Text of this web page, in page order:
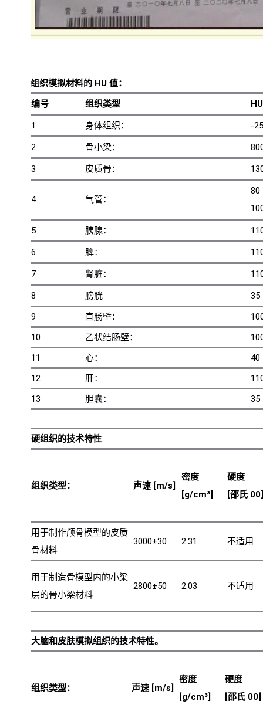
组织模拟材料的 HU 值：
编号
组织类型
1 身体组织： -25
2 骨小梁：
3 皮质骨：
4 气管：
80
5 胰腺：
6 脾：
7 肾脏：
8 膀胱
35
9
直肠壁：
10
乙状结肠壁：
11
心：
40
12
肝：
13
胆囊： 35
硬组织的技术特性
组织类型： 声速 [m/s]
密度
[g/cm³]
硬度
[邵氏 00]
用于制作颅骨模型的皮质
骨材料
3000±30 2.31 不适用
用于制造骨模型内的小梁
层的骨小梁材料
2800±50 2.03 不适用
大脑和皮肤模拟组织的技术特性。
组织类型： 声速 [m/s]
密度
[g/cm³]
硬度
[邵氏 00]